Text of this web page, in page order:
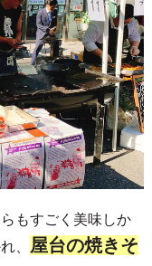
もすごく美味しか
、 屋台の焼きそ